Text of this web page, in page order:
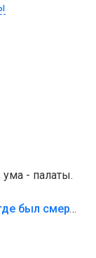
ума - палаты.
«Попал на пику»: СК показал место, где был смертельно травмирован ребенок в Тольятти